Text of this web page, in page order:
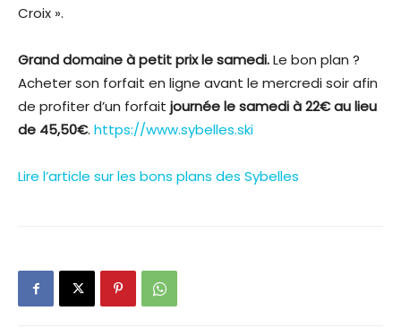
Croix ».
Grand domaine à petit prix le samedi.Le bon plan ?
Acheter son forfait en ligne avant le mercredi soir afin
de profiter d’un forfait journée le samedi à 22€ au lieu
de 45,50€. https://www.sybelles.ski
Lire l’article sur les bons plans des Sybelles